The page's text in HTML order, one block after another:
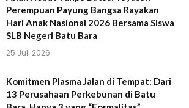
Perempuan Payung Bangsa Rayakan
Hari Anak Nasional 2026 Bersama Siswa
SLB Negeri Batu Bara
25 Juli 2026
Komitmen Plasma Jalan di Tempat: Dari
13 Perusahaan Perkebunan di Batu